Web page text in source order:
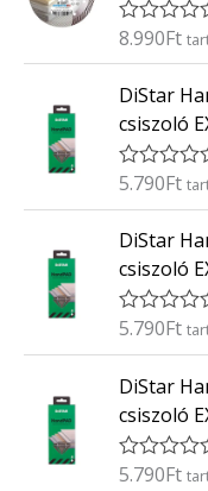
l
é
s
:
/
5
É
é
e
l
é
s
:
/
5
8.990Ft
DiStar
csiszoló
É
é
e
l
s
:
/
5
5.790Ft
DiStar
csiszoló
É
é
e
l
é
s
5.790Ft
DiStar
csiszoló
É
5.790Ft